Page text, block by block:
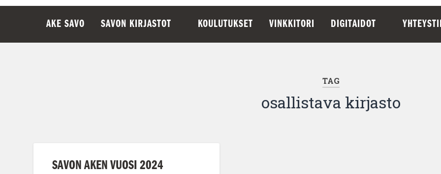
AKE SAVO SAVON KIRJASTOT KOULUTUKSET VINKKITORI DIGITAIDOT
TAG
osallistava kirjasto
SAVON AKEN VUOSI 2024